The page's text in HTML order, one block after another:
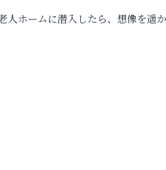
ホームに潜入したら、想像を遥